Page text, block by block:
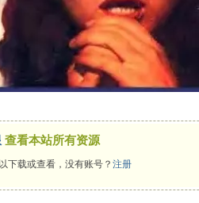
查看本站所有资源
下载或查看，没有账号？ 注册